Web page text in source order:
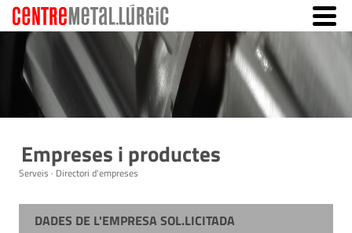
Empreses i productes
Serveis · Directori d'empreses
DADES DE L'EMPRESA SOL.LICITADA